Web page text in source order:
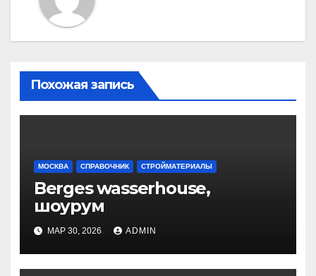
Похожая запись
МОСКВА СПРАВОЧНИК СТРОЙМАТЕРИАЛЫ
Berges wasserhouse,
шоурум
МАР 30, 2026 ADMIN